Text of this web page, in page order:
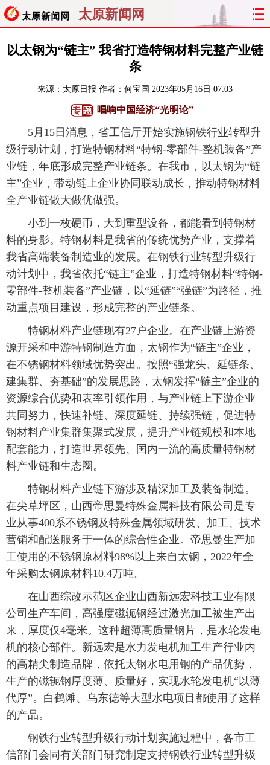
太原新闻网
首页 聚焦 太原 山西
曝光 综合
旅游 理财 政务 教育
看天下 晋月读 最太原 网罗民生
太原日报 太原晚报
以太钢为“链主” 我省打造特钢材料完整产业链
条
来源： 太原日报 作者：何宝国 2023年05月16日 07:03
唱响中国经济“光明论”
5月15日消息，省工信厅开始实施钢铁行业转型升
级行动计划，打造特钢材料“特钢-零部件-整机装备”产
业链，年底形成完整产业链条。在我市，以太钢为“链
主”企业，带动链上企业协同联动成长，推动特钢材料
全产业链做大做优做强。
小到一枚硬币，大到重型设备，都能看到特钢材
料的身影。特钢材料是我省的传统优势产业，支撑着
我省高端装备制造业的发展。在钢铁行业转型升级行
动计划中，我省依托“链主”企业，打造特钢材料“特钢-
零部件-整机装备”产业链，以“延链”“强链”为路径，推
动重点项目建设，形成完整的产业链条。
特钢材料产业链现有27户企业。在产业链上游资
源开采和中游特钢制造方面，太钢作为“链主”企业，
在不锈钢材料领域优势突出。按照“强龙头、延链条、
建集群、夯基础”的发展思路，太钢发挥“链主”企业的
资源综合优势和表率引领作用，与产业链上下游企业
共同努力，快速补链、深度延链、持续强链，促进特
钢材料产业集群集聚式发展，提升产业链规模和本地
配套能力，打造世界领先、国内一流的高质量特钢材
料产业链和生态圈。
特钢材料产业链下游涉及精深加工及装备制造。
在尖草坪区，山西帝思曼特殊金属科技有限公司是专
业从事400系不锈钢及特殊金属领域研发、加工、技术
营销和配送服务于一体的综合性企业。帝思曼生产加
工使用的不锈钢原材料98%以上来自太钢，2022年全
年采购太钢原材料10.4万吨。
在山西综改示范区企业山西新远宏科技工业有限
公司生产车间，高强度磁轭钢经过激光加工被生产出
来，厚度仅4毫米。这种超薄高质量钢片，是水轮发电
机的核心部件。新远宏是水力发电机加工生产行业内
的高精尖制造品牌，依托太钢水电用钢的产品优势，
生产的磁轭钢厚度薄、质量好，实现水轮发电机“以薄
代厚”。白鹤滩、乌东德等大型水电项目都使用了这样
的产品。
钢铁行业转型升级行动计划实施过程中，各市工
信部门会同有关部门研究制定支持钢铁行业转型升级